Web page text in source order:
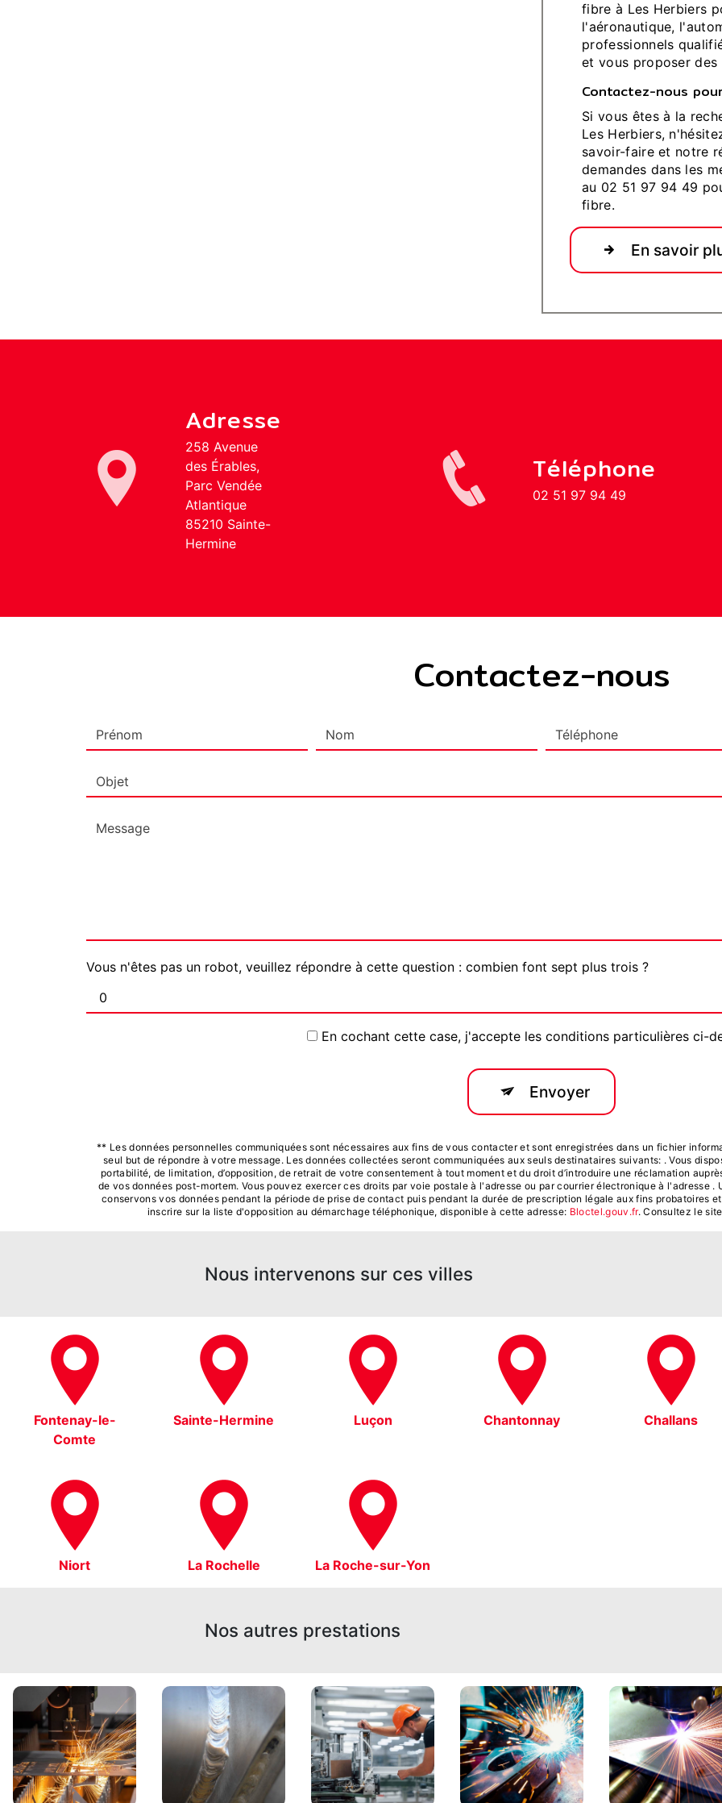
fibre à Les Herbiers
l'aéronautique,
professionnels
et vous proposer
Contactez-nous
Si vous êtes à la
Les Herbiers,
savoir-faire et notre
demandes dans les
au 02 51 97 94 49
fibre.
En savoir
Adresse
258 Avenue
des Érables,
Parc Vendée
Atlantique
85210 Sainte-
Hermine
Téléphone
02 51 97 94 49
Contactez-nous
Vous n'êtes pas un robot, veuillez répondre à cette question : combien font sept plus trois ?
En cochant cette case, j'accepte les conditions particulières ci-
Envoyer
** Les données personnelles communiquées sont nécessaires aux fins de vous contacter et sont enregistrées dans un fichier
seul but de répondre à votre message. Les données collectées seront communiquées aux seuls destinataires suivants: . Vous
portabilité, de limitation, d’opposition, de retrait de votre consentement à tout moment et du droit d’introduire une réclamation
de vos données post-mortem. Vous pouvez exercer ces droits par voie postale à l'adresse ou par courrier électronique à l'adresse
conservons vos données pendant la période de prise de contact puis pendant la durée de prescription légale aux fins probatoires
inscrire sur la liste d'opposition au démarchage téléphonique, disponible à cette adresse: Bloctel.gouv.fr. Consultez le
Nous intervenons sur ces villes
Fontenay-le-
Comte
Sainte-Hermine Luçon Chantonnay Challans
Niort La Rochelle La Roche-sur-Yon
Nos autres prestations